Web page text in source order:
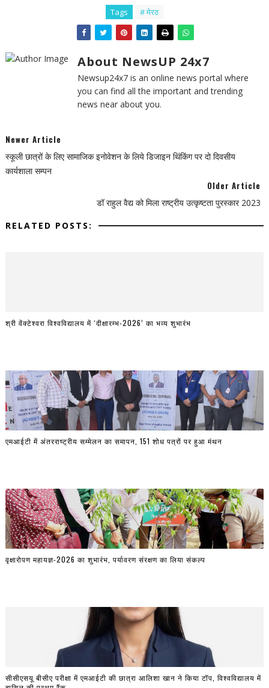
Tags # मेरठ
About NewsUP 24x7
Newsup24x7 is an online news portal where
you can find all the important and trending
news near about you.
Newer Article
स्कूली छात्रों के लिए सामाजिक इनोवेशन के लिये डिजाइन थिंकिंग पर दो दिवसीय
कार्यशाला सम्पन
Older Article
डॉ राहुल वैद्य को मिला राष्ट्रीय उत्कृष्टता पुरस्कार 2023
RELATED POSTS:
श्री वेंक्टेश्वरा विश्वविद्यालय में ‘दीक्षारम्भ-2026’ का भव्य शुभारंभ
एमआईटी में अंतरराष्ट्रीय सम्मेलन का समापन, 151 शोध पत्रों पर हुआ मंथन
वृक्षारोपण महायज्ञ-2026 का शुभारंभ, पर्यावरण संरक्षण का लिया संकल्प
सीसीएसयू बीसीए परीक्षा में एमआईटी की छात्रा आलिशा खान ने किया टॉप, विश्वविद्यालय में